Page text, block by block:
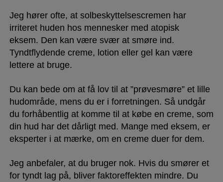
Jeg hører ofte, at solbeskyttelsescremen har
irriteret huden hos mennesker med atopisk
eksem. Den kan være svær at smøre ind.
Tyndtflydende creme, lotion eller gel kan være
lettere at bruge.
Du kan bede om at få lov til at ”prøvesmøre” et lille
hudområde, mens du er i forretningen. Så undgår
du forhåbentlig at komme til at købe en creme, som
din hud har det dårligt med. Mange med eksem, er
eksperter i at mærke, om en creme duer for dem.
Jeg anbefaler, at du bruger nok. Hvis du smører et
for tyndt lag på, bliver faktoreffekten mindre. Du